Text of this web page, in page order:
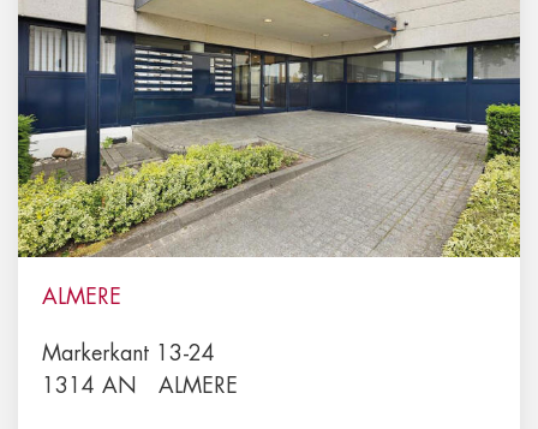
ALMERE
Markerkant 13-24
1314 AN
ALMERE